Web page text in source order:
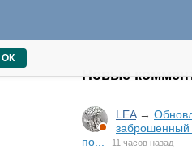
Новые
LEA→
заброшенный
по...
11 часов назад
ОК